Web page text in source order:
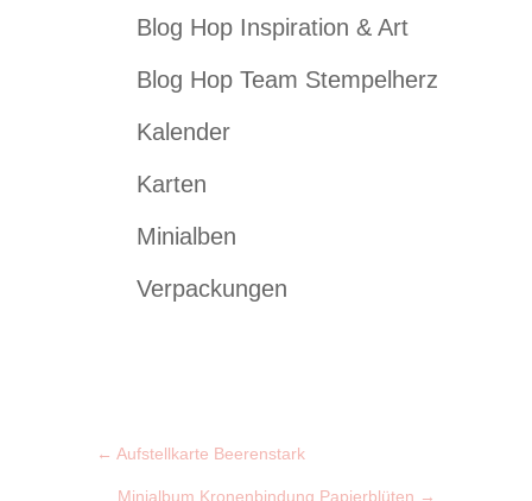
Blog Hop Inspiration & Art
Blog Hop Team Stempelherz
Kalender
Karten
Minialben
Verpackungen
← Aufstellkarte Beerenstark
Minialbum Kronenbindung Papierblüten →